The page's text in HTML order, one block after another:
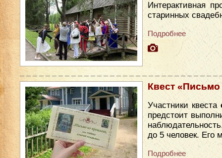
Интерактивная
старинных
Подробнее
Квест
Участники квеста
предстоит
до 5 человек. Его
Подробнее